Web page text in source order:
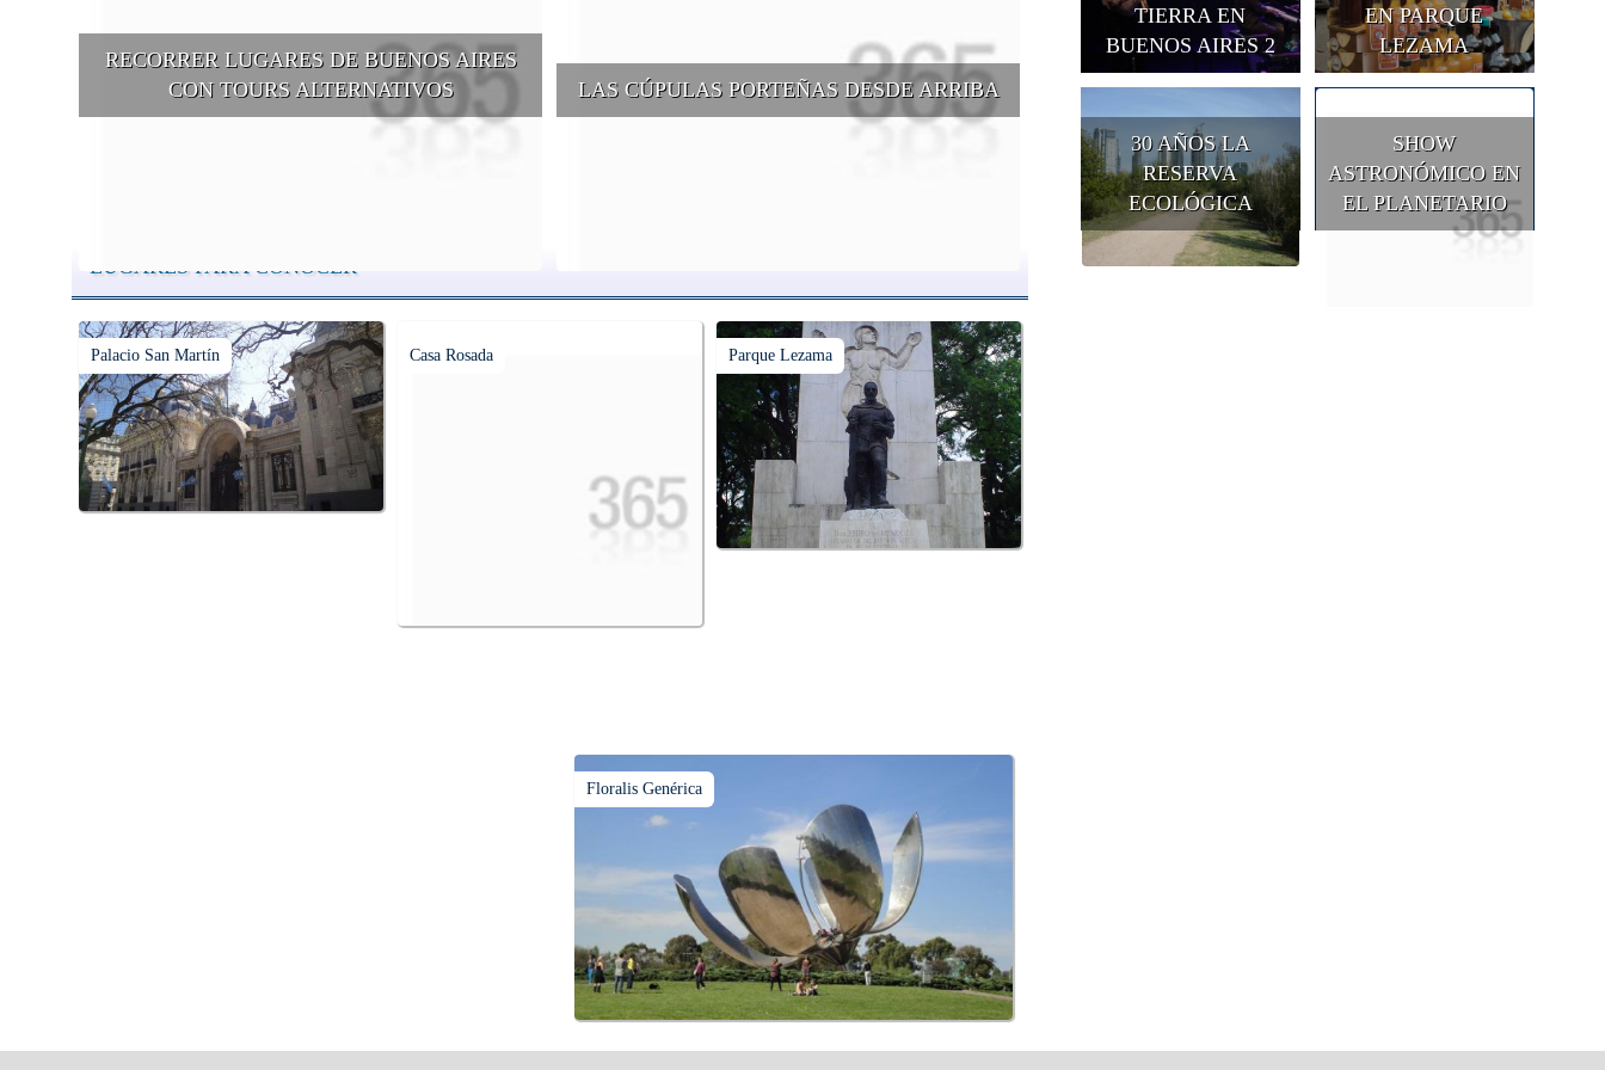
RECORRER LUGARES DE BUENOS AIRES
CON TOURS ALTERNATIVOS
LAS CÚPULAS PORTEÑAS DESDE ARRIBA
LUGARES PARA CONOCER
Palacio San Martín Casa Rosada Parque Lezama
Floralis Genérica
TIERRA EN
BUENOS AIRES 2
EN PARQUE
LEZAMA
30 AÑOS LA
RESERVA
ECOLÓGICA
SHOW
ASTRONÓMICO EN
EL PLANETARIO